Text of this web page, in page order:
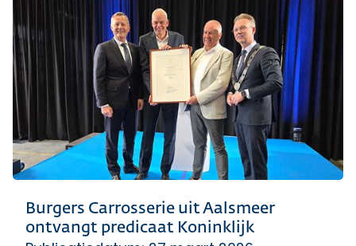
Burgers Carrosserie uit Aalsmeer
ontvangt predicaat Koninklijk